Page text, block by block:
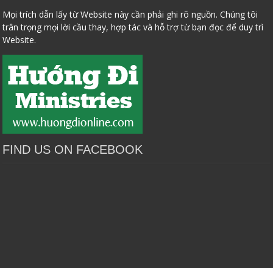
Mọi trích dẫn lấy từ Website này cần phải ghi rõ nguồn. Chúng tôi
trân trọng mọi lời cầu thay, hợp tác và hỗ trợ từ bạn đọc để duy trì
Website.
FIND US ON FACEBOOK